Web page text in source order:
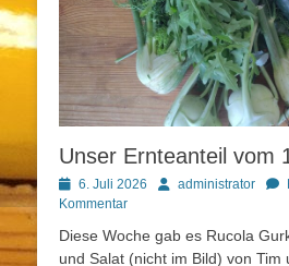
Unser Ernteanteil vom
Posted
on
6. Juli 2026 Autoradministrator
Kommentar
Diese Woche gab es Rucola
und Salat (nicht im Bild) von Tim